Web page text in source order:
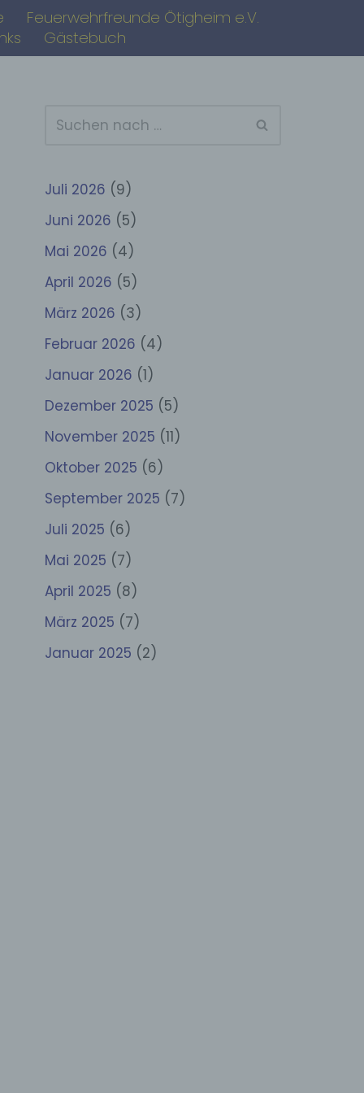
Feuerwehrfreunde Ötigheim e.V.
Gästebuch
Juli 2026 (9)
Juni 2026 (5)
Mai 2026 (4)
April 2026 (5)
März 2026 (3)
Februar 2026 (4)
Januar 2026 (1)
Dezember 2025 (5)
November 2025 (11)
Oktober 2025 (6)
September 2025 (7)
Juli 2025 (6)
Mai 2025 (7)
April 2025 (8)
März 2025 (7)
Januar 2025 (2)